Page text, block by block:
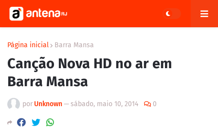
Página inicial Barra Mansa
Canção Nova HD no ar em
Barra Mansa
por Unknown— sábado, maio 10, 2014 0